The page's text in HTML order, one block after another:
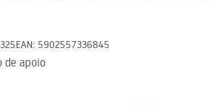
EAN: 5902557336845
de apoio